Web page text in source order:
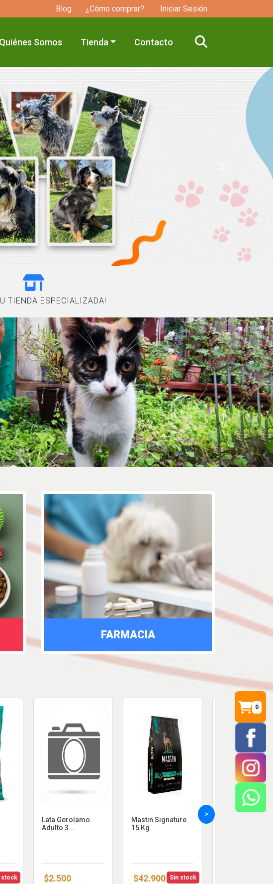
Blog ¿Cómo comprar? Iniciar Sesión
Quiénes Somos Tienda Contacto
TIENDA ESPECIALIZADA!
FARMACIA
stock
Lata Gerolamo
Adulto 3...
$2.500
Mastin Signature
15 Kg
$42.900 Sin stock
>
0